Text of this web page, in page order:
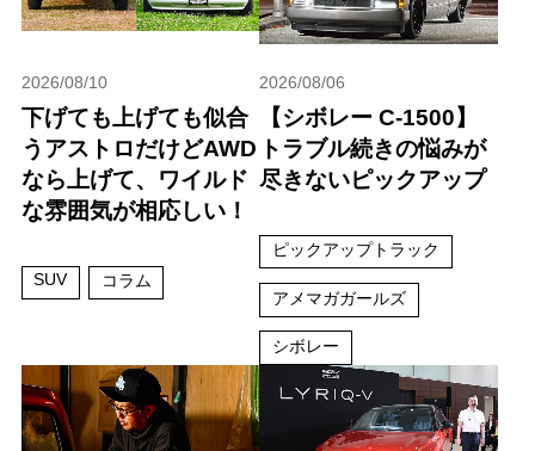
2026/08/10
下げても上げても似合
うアストロだけどAWD
なら上げて、ワイルド
な雰囲気が相応しい！
SUV コラム
2026/08/06
【シボレー C-1500】
トラブル続きの悩みが
尽きないピックアップ
ピックアップトラック
アメマガガールズ
シボレー